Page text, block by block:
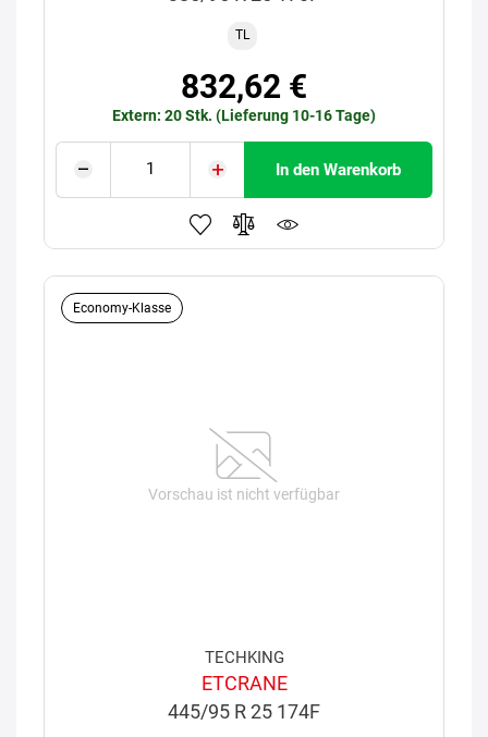
TL
832,62 €
Extern: 20 Stk. (Lieferung 10-16 Tage)
In den Warenkorb
Vorschau ist nicht verfügbar
Economy-Klasse
TECHKING
ETCRANE
445/95 R 25 174F